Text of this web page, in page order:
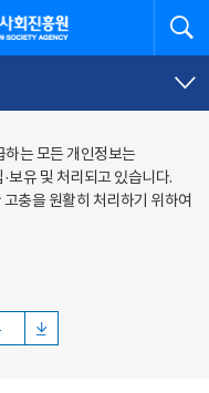
는 모든 개인정보는
보유 및 처리되고 있습니다.
충을 원활히 처리하기 위하여